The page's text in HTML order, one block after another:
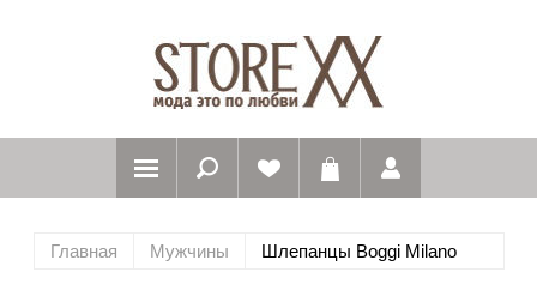
Главная Мужчины Шлепанцы Boggi Milano